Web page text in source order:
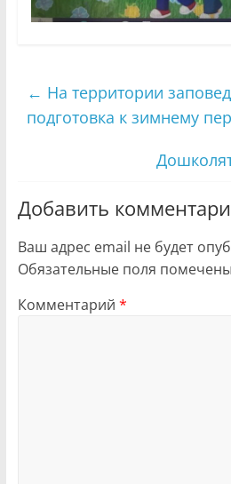
← На территории
подготовка к зимнему
Добавить
Ваш адрес email не будет
Обязательные поля помечены
Комментарий *